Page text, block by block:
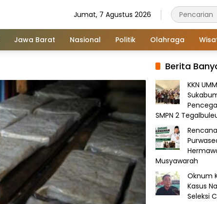
Jumat, 7 Agustus 2026
Jawa Barat Nasional Politik Olahraga
Berita
KKN
SMPN 2
Musyawarah
Oknum
Kasus
Seleksi